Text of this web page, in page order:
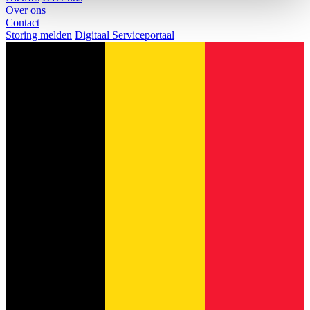
Over ons
Contact
Storing melden Digitaal Serviceportaal